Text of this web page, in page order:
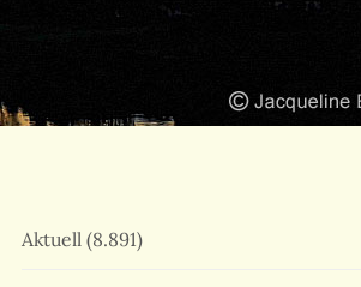
Aktuell (8.891)